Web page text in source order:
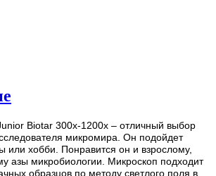
Biotar 300x-1200x – отличный выбор
микромира. Он подойдет
или хобби. Понравится он и взрослому,
азы микробиологии. Микроскоп подходит
образцов по методу светлого поля в